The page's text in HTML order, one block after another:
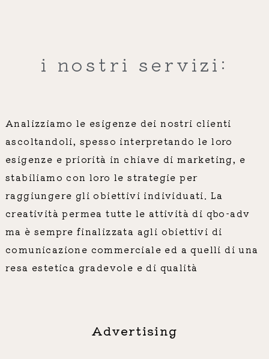
i nostri servizi:
Analizziamo le esigenze dei nostri clienti
ascoltandoli, spesso interpretando le loro
esigenze e priorità in chiave di marketing, e
stabiliamo con loro le strategie per
raggiungere gli obiettivi individuati. La
creatività permea tutte le attività di qbo-adv
ma è sempre finalizzata agli obiettivi di
comunicazione commerciale ed a quelli di una
resa estetica gradevole e di qualità
Advertising